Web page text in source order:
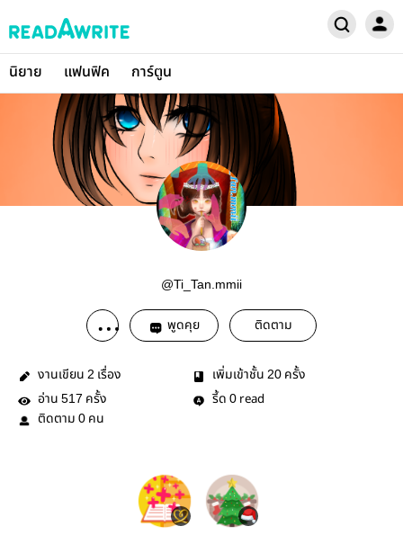
นิยาย แฟนฟิค การ์ตูน
@Ti_Tan.mmii
พูดคุย ติดตาม
งานเขียน 2 เรื่อง เพิ่มเข้าชั้น 20 ครั้ง
อ่าน 517 ครั้ง รี้ด 0 read
ติดตาม 0 คน